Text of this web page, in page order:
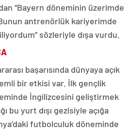
“Bayern döneminin üzerimde
antrenörlük kariyerimde
sözleriyle dışa vurdu.
başarısında dünyaya açık
bir etkisi var. İlk gençlik
İngilizcesini geliştirmek
bu yurt dışı gezisiyle açığa
futbolculuk döneminde